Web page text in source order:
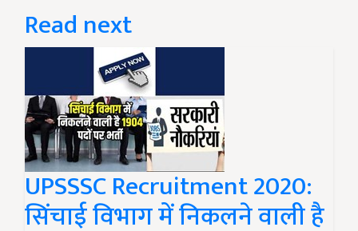
Read next
UPSSSC Recruitment 2020:
सिंचाई विभाग में निकलने वाली है